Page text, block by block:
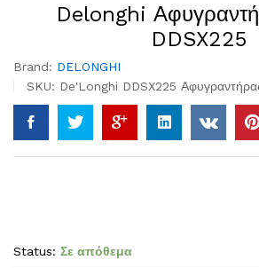
Delonghi
DDSX225
Brand: DELONGHI
SKU: De'Longhi DDSX225
Status: Σε απόθεμα